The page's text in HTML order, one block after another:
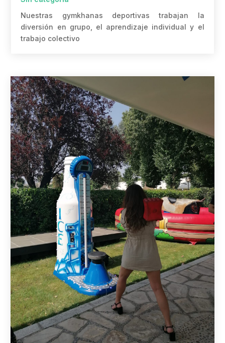
Nuestras gymkhanas deportivas trabajan la
diversión en grupo, el aprendizaje individual y el
trabajo colectivo